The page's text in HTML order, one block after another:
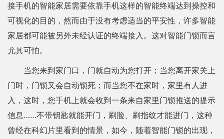
接手机的智能家居需要依靠手机这样的智能终端达到操控和
可视化的目的，然而由于没有考虑适当的平安性，许多智能
家居都可能被另外未经认证的终端接入。这对智能门锁而言
尤其可怕。
当您来到家门口，门就自动为您打开；当您离开家关上
门时，门锁又会自动锁死；而当您不在家时，家里有人进
入，这时，您手机上就会收到一条来自家里门锁推送的提示
信息……不带钥匙就能开门，刷脸、刷指纹才能进门，这种
曾经在科幻片里看到的情景，如今，随着智能门锁的出现，